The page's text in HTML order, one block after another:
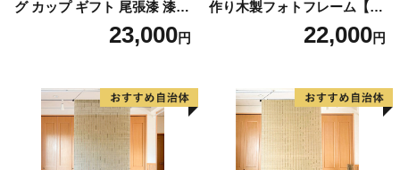
グ カップ ギフト 尾張漆 漆
漆器 漆器工芸 工芸品 芸術性
実用性 抗菌性 美味しく安全
ウイルス効果 お取り寄せ 愛
知県 小牧市 送料無料
23,000円
作り木製フォトフレーム【A
22,000円